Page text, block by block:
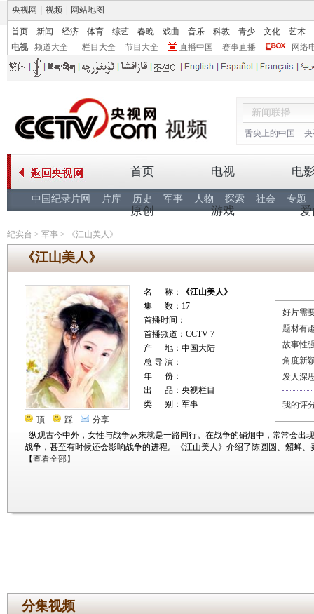
央视网 视频 网站地图
首页 新闻 经济 体育 综艺 春晚 戏曲 音乐 科教 青少 文化
艺术
电视
频道大全 栏目大全 节目大全 直播中国 赛事直播 网络
舌尖上的中国
首页 电视 电
中国纪录片网 片库 历史 军事 人物 探索 社会 专题
原创 游戏 爱
纪实台 > 军事 > 《江山美人》
《江山美人》
顶 踩 分享
名 称：
《江山美人》
集 数：17
首播时间：
首播频道：CCTV-7
产 地：中国大陆
总 导 演：
年 份：
出 品：央视栏目
类 别：军事
纵观古今中外，女性与战争从来就是一路同行。在战争的硝烟中，常常会出
战争，甚至有时候还会影响战争的进程。《江山美人》介绍了陈圆圆、貂蝉
【查看全部】
好片需
题材有
故事性
角度新
发人深
我的评
分集视频